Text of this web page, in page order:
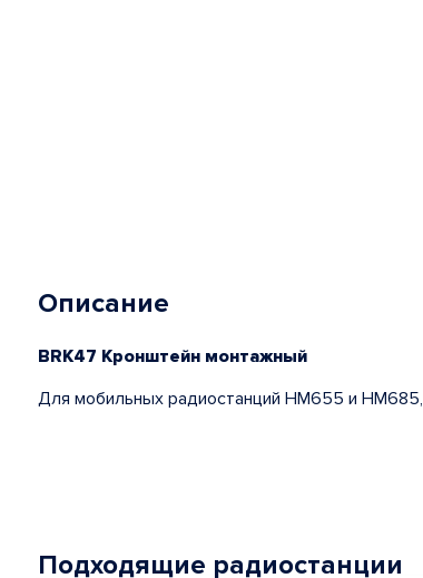
Описание
BRK47 Кронштейн монтажный
Для мобильных радиостанций HM655 и HM685,
Подходящие радиостанции